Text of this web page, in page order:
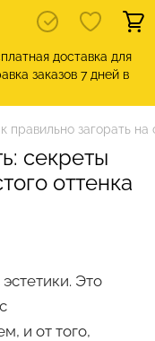
доставка для
заказов 7 дней в
правильно загорать
секреты
оттенка
Это
и от того,